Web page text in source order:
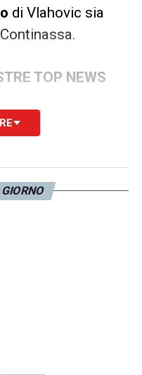
di Vlahovic sia
TOP NEWS